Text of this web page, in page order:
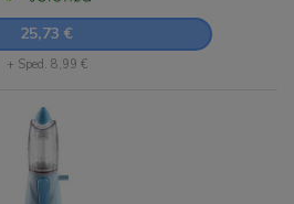
25,73 €
+ Sped. 8,99 €